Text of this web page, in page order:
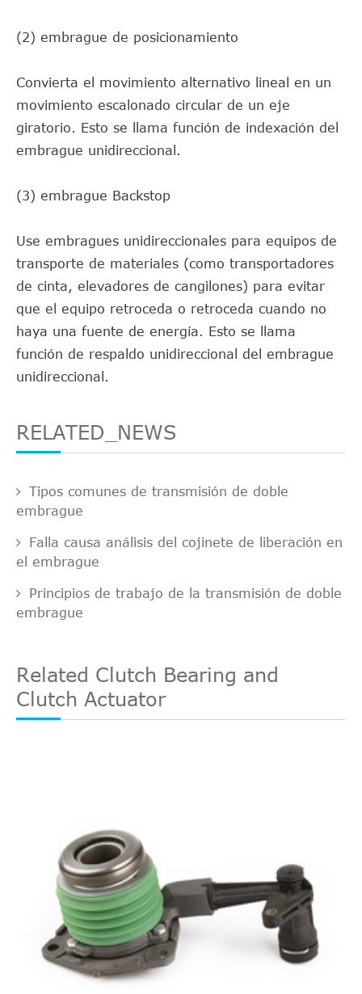
(2) embrague de posicionamiento
Convierta el movimiento alternativo lineal en un
movimiento escalonado circular de un eje
giratorio. Esto se llama función de indexación del
embrague unidireccional.
(3) embrague Backstop
Use embragues unidireccionales para equipos de
transporte de materiales (como transportadores
de cinta, elevadores de cangilones) para evitar
que el equipo retroceda o retroceda cuando no
haya una fuente de energía. Esto se llama
función de respaldo unidireccional del embrague
unidireccional.
RELATED_NEWS
Tipos comunes de transmisión de doble
embrague
Falla causa análisis del cojinete de liberación en
el embrague
Principios de trabajo de la transmisión de doble
embrague
Related Clutch Bearing and
Clutch Actuator